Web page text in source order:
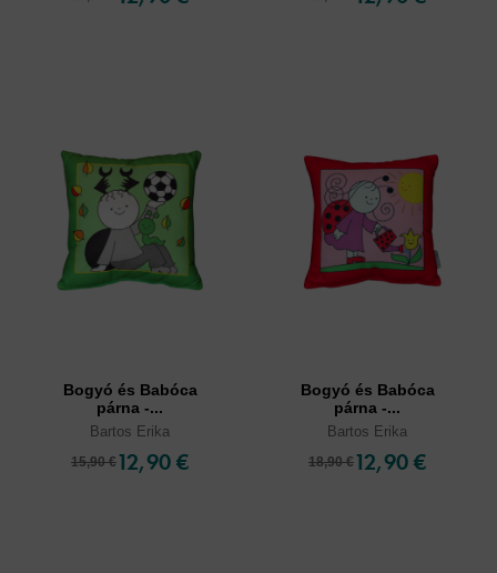
Bogyó és Babóca
párna -...
Bartos Erika
15,90 €12,90 €
Bogyó és Babóca
párna -...
Bartos Erika
18,90 €12,90 €